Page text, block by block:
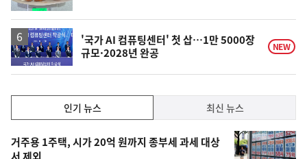
하
락
'국가 AI 컴퓨팅센터' 첫 삽…1만 5000장
규모·2028년 완공
NEW
기,
최
인기 뉴스 최신 뉴스
기
거주용 1주택, 시가 20억 원까지 종부세 과세 대상